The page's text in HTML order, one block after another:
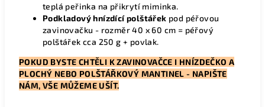
teplá peřinka na přikrytí miminka.
Podkladový hnízdící polštářek pod péřovou
zavinovačku - rozměr 40 x 60 cm = péřový
polštářek cca 250 g + povlak.
POKUD BYSTE CHTĚLI K ZAVINOVAČCE I HNÍZDEČKO A
PLOCHÝ NEBO POLŠTÁŘKOVÝ MANTINEL - NAPIŠTE
NÁM, VŠE MŮŽEME UŠÍT.